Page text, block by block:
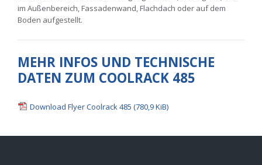
im Außenbereich, Fassadenwand, Flachdach oder auf dem
Boden aufgestellt.
MEHR INFOS UND TECHNISCHE
DATEN ZUM COOLRACK 485
Download Flyer Coolrack 485 (780,9 KiB)